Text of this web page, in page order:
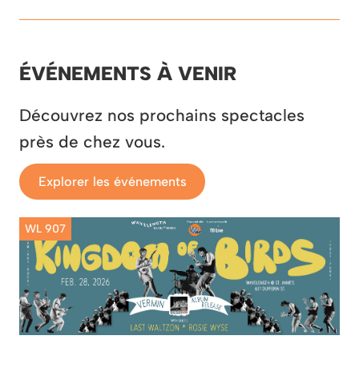
ÉVÉNEMENTS À VENIR
Découvrez nos prochains spectacles
près de chez vous.
Explorer les événements
WL 907